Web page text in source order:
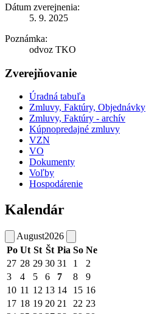
Dátum zverejnenia:
5. 9. 2025
Poznámka:
odvoz TKO
Zverejňovanie
Úradná tabuľa
Zmluvy, Faktúry, Objednávky
Zmluvy, Faktúry - archív
Kúpnopredajné zmluvy
VZN
VO
Dokumenty
Voľby
Hospodárenie
Kalendár
August2026
Po Ut St Št Pia So Ne
27 28 29 30 31 1
2
3
4 5 6 7 8
9
10 11 12 13 14 15 16
17 18 19 20 21 22 23